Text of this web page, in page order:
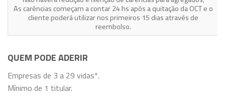
As carências começam a contar 24 hs após a quitação da OCT e o
cliente poderá utilizar nos primeiros 15 dias através de
reembolso.
QUEM PODE ADERIR
Empresas de 3 a 29 vidas*.
Mínimo de 1 titular.